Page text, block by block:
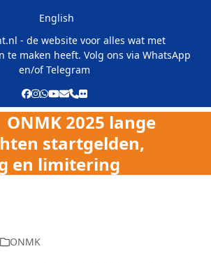
English
- de website voor alles wat met
te maken heeft. Volg ons via WhatsApp
en/ofTelegram
Facebook
Instagram
Whatsapp
YouTube
E-
mail
Phone
Flickr
ONMK 2025 lange
startgelden,
en limitering
ONMK